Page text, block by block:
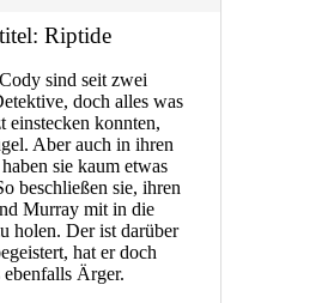
Riptide
sind seit zwei
doch alles was
einstecken konnten,
Aber auch in ihren
sie kaum etwas
beschließen sie, ihren
Murray mit in die
holen. Der ist darüber
hat er doch
ebenfalls Ärger.